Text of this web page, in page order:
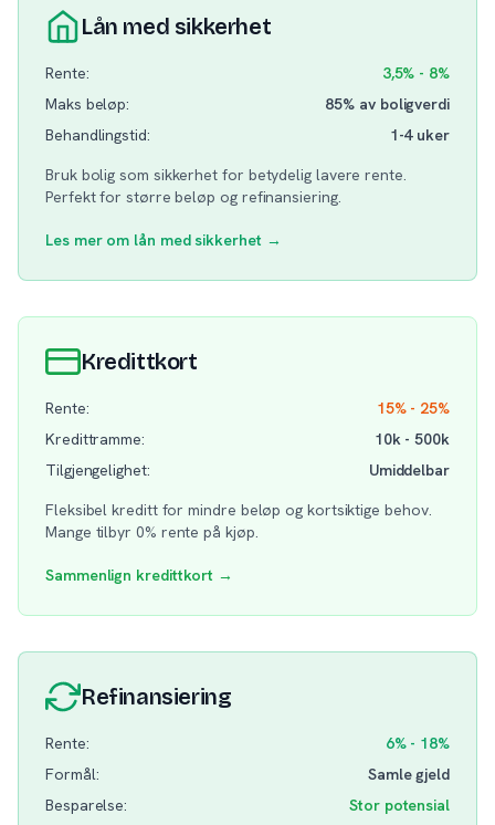
Lån med sikkerhet
Rente:
3,5% - 8%
Maks beløp:
85% av boligverdi
Behandlingstid:
1-4 uker
Bruk bolig som sikkerhet for betydelig lavere rente.
Perfekt for større beløp og refinansiering.
Les mer om lån med sikkerhet →
Kredittkort
Rente:
15% - 25%
Kredittramme:
10k - 500k
Tilgjengelighet:
Umiddelbar
Fleksibel kreditt for mindre beløp og kortsiktige behov.
Mange tilbyr 0% rente på kjøp.
Sammenlign kredittkort →
Refinansiering
Rente:
6% - 18%
Formål:
Samle gjeld
Besparelse:
Stor potensial